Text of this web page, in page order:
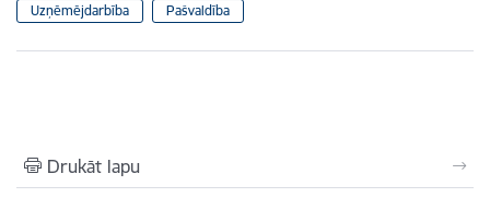
Uzņēmējdarbība Pašvaldība
Drukāt lapu